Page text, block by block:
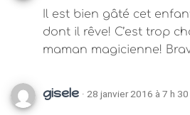
Il est bien gâté cet
dont il rêve! C’est trop
maman magicienne!
gisele · 28 janvier 2016 à 7 h 30